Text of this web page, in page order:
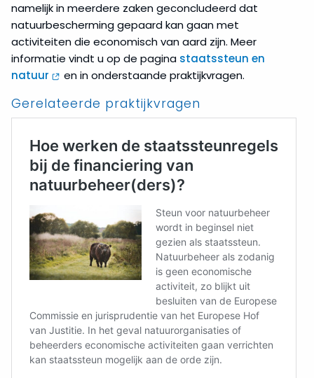
namelijk in meerdere zaken geconcludeerd dat
natuurbescherming gepaard kan gaan met
activiteiten die economisch van aard zijn. Meer
informatie vindt u op de pagina staatssteun en
natuur
en in onderstaande praktijkvragen.
Gerelateerde praktijkvragen